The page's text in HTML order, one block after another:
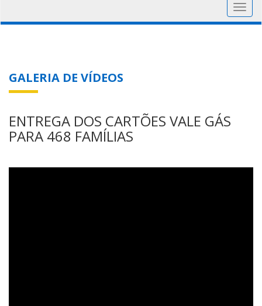
GALERIA DE VÍDEOS
ENTREGA DOS CARTÕES VALE GÁS
PARA 468 FAMÍLIAS